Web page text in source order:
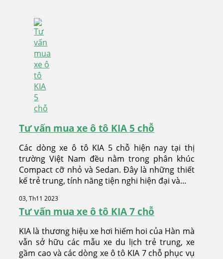
Tư vấn mua xe ô tô KIA 5 chỗ
Các dòng xe ô tô KIA 5 chỗ hiện nay tại thị
trường Việt Nam đều nằm trong phân khúc
Compact cỡ nhỏ và Sedan. Đây là những thiết
kế trẻ trung, tính năng tiện nghi hiện đại và...
03, Th11 2023
Tư vấn mua xe ô tô KIA 7 chỗ
KIA là thương hiệu xe hơi hiếm hoi của Hàn mà
vẫn sở hữu các mẫu xe du lịch trẻ trung, xe
gầm cao và các dòng xe ô tô KIA 7 chỗ phục vụ